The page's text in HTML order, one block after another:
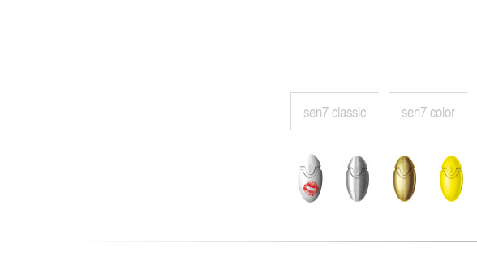
sen7 classic sen7 color